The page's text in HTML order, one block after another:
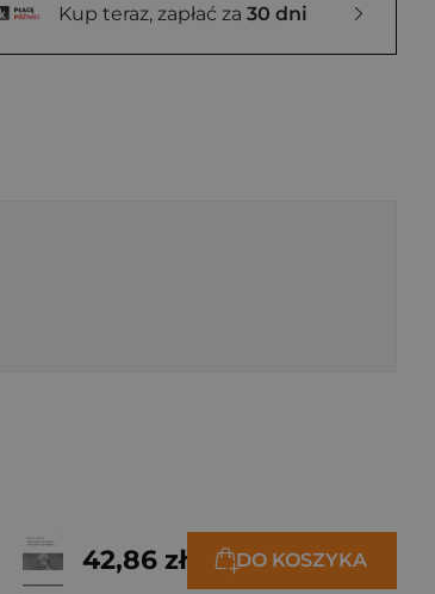
Kup teraz, zapłać za 30 dni
42,86 zł DO KOSZYKA